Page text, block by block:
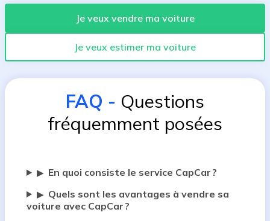
Je veux vendre ma voiture
Je veux estimer ma voiture
FAQ - Questions
fréquemment posées
▶ En quoi consiste le service CapCar ?
▶ Quels sont les avantages à vendre sa
voiture avec CapCar ?